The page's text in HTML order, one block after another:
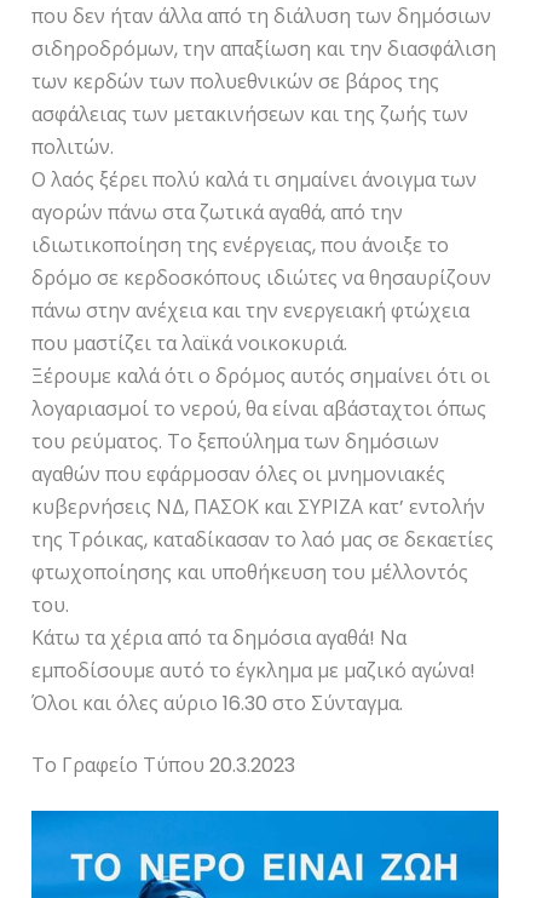
που δεν ήταν άλλα από τη διάλυση των δημόσιων
σιδηροδρόμων, την απαξίωση και την διασφάλιση
των κερδών των πολυεθνικών σε βάρος της
ασφάλειας των μετακινήσεων και της ζωής των
πολιτών.
Ο λαός ξέρει πολύ καλά τι σημαίνει άνοιγμα των
αγορών πάνω στα ζωτικά αγαθά, από την
ιδιωτικοποίηση της ενέργειας, που άνοιξε το
δρόμο σε κερδοσκόπους ιδιώτες να θησαυρίζουν
πάνω στην ανέχεια και την ενεργειακή φτώχεια
που μαστίζει τα λαϊκά νοικοκυριά.
Ξέρουμε καλά ότι ο δρόμος αυτός σημαίνει ότι οι
λογαριασμοί το νερού, θα είναι αβάσταχτοι όπως
του ρεύματος. Το ξεπούλημα των δημόσιων
αγαθών που εφάρμοσαν όλες οι μνημονιακές
κυβερνήσεις ΝΔ, ΠΑΣΟΚ και ΣΥΡΙΖΑ κατ’ εντολήν
της Τρόικας, καταδίκασαν το λαό μας σε δεκαετίες
φτωχοποίησης και υποθήκευση του μέλλοντός
του.
Κάτω τα χέρια από τα δημόσια αγαθά! Να
εμποδίσουμε αυτό το έγκλημα με μαζικό αγώνα!
Όλοι και όλες αύριο 16.30 στο Σύνταγμα.
Το Γραφείο Τύπου 20.3.2023